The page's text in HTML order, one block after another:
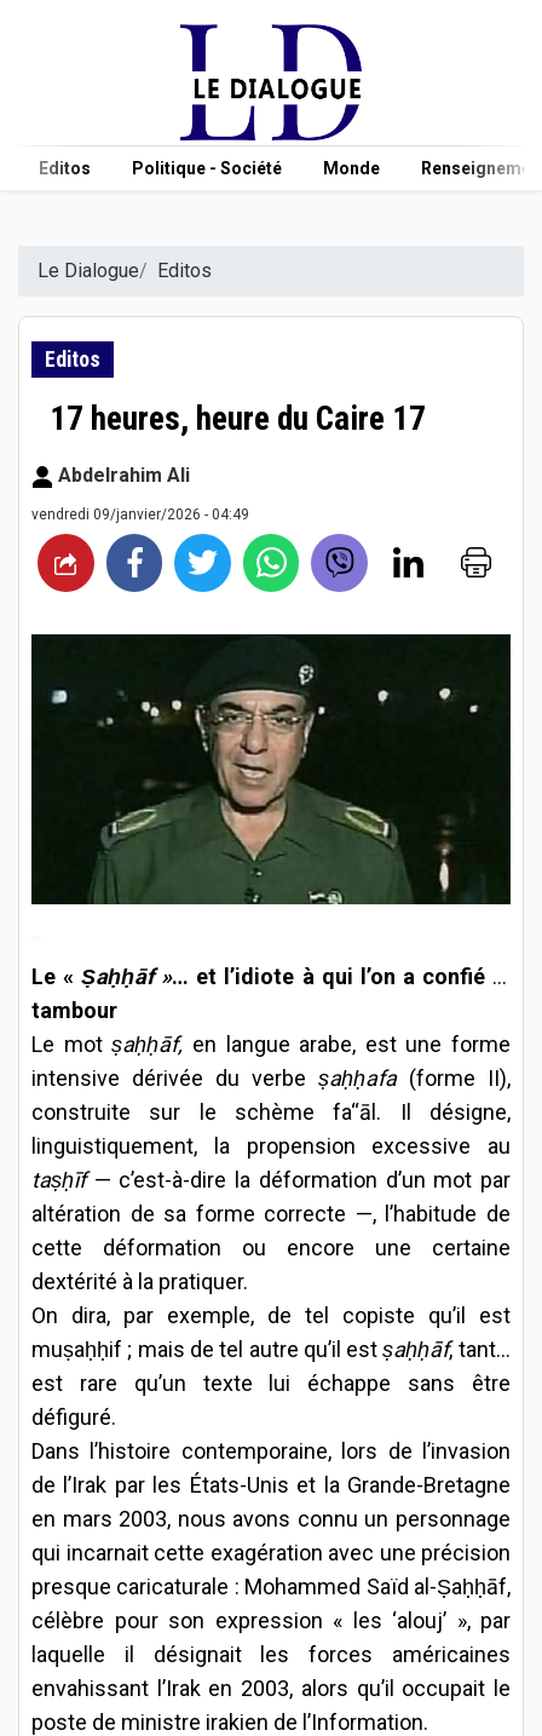
Editos Politique - Société Monde
Le Dialogue Editos
Editos
17 heures, heure du Caire 17
Abdelrahim Ali
vendredi 09/janvier/2026 - 04:49
Le «Ṣaḥḥāf »… et l’idiote à qui l’on a confié le
tambour
Le motṣaḥḥāf, en langue arabe, est une forme
intensive dérivée du verbe ṣaḥḥafa(forme II),
construite sur le schème fa‘‘āl. Il désigne,
linguistiquement, la propension excessive au
taṣḥīf— c’est-à-dire la déformation d’un mot par
altération de sa forme correcte —, l’habitude de
cette déformation ou encore une certaine
dextérité à la pratiquer.
On dira, par exemple, de tel copiste qu’il est
muṣaḥḥif ; mais de tel autre qu’il estṣaḥḥāf, tant il
est rare qu’un texte lui échappe sans être
défiguré.
Dans l’histoire contemporaine, lors de l’invasion
de l’Irak par les États-Unis et la Grande-Bretagne
en mars 2003, nous avons connu un personnage
qui incarnait cette exagération avec une précision
presque caricaturale : Mohammed Saïd al-Ṣaḥḥāf,
célèbre pour son expression « les ‘alouj’ », par
laquelle il désignait les forces américaines
envahissant l’Irak en 2003, alors qu’il occupait le
poste de ministre irakien de l’Information.